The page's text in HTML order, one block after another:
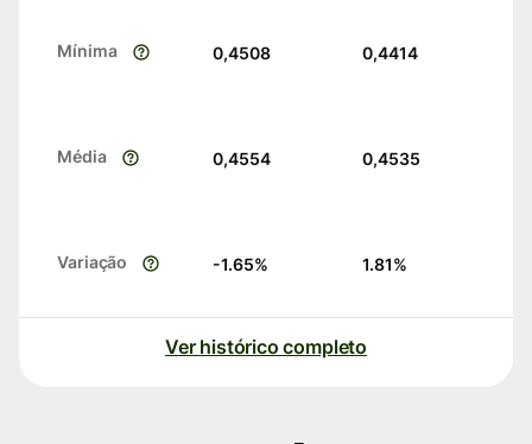
Mínima 0,4508 0,4414
Média 0,4554 0,4535
Variação -1.65% 1.81%
Ver histórico completo